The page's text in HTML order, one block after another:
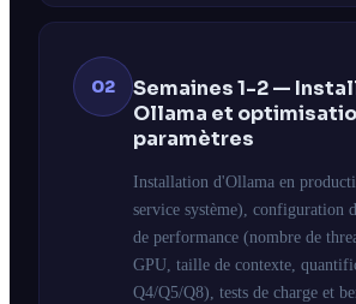
02
Semaines 1-2 —
Ollama et
paramètres
Installation d'Ollama en
service système), configuration
de performance (nombre de
GPU, taille de contexte,
Q4/Q5/Q8), tests de charge et